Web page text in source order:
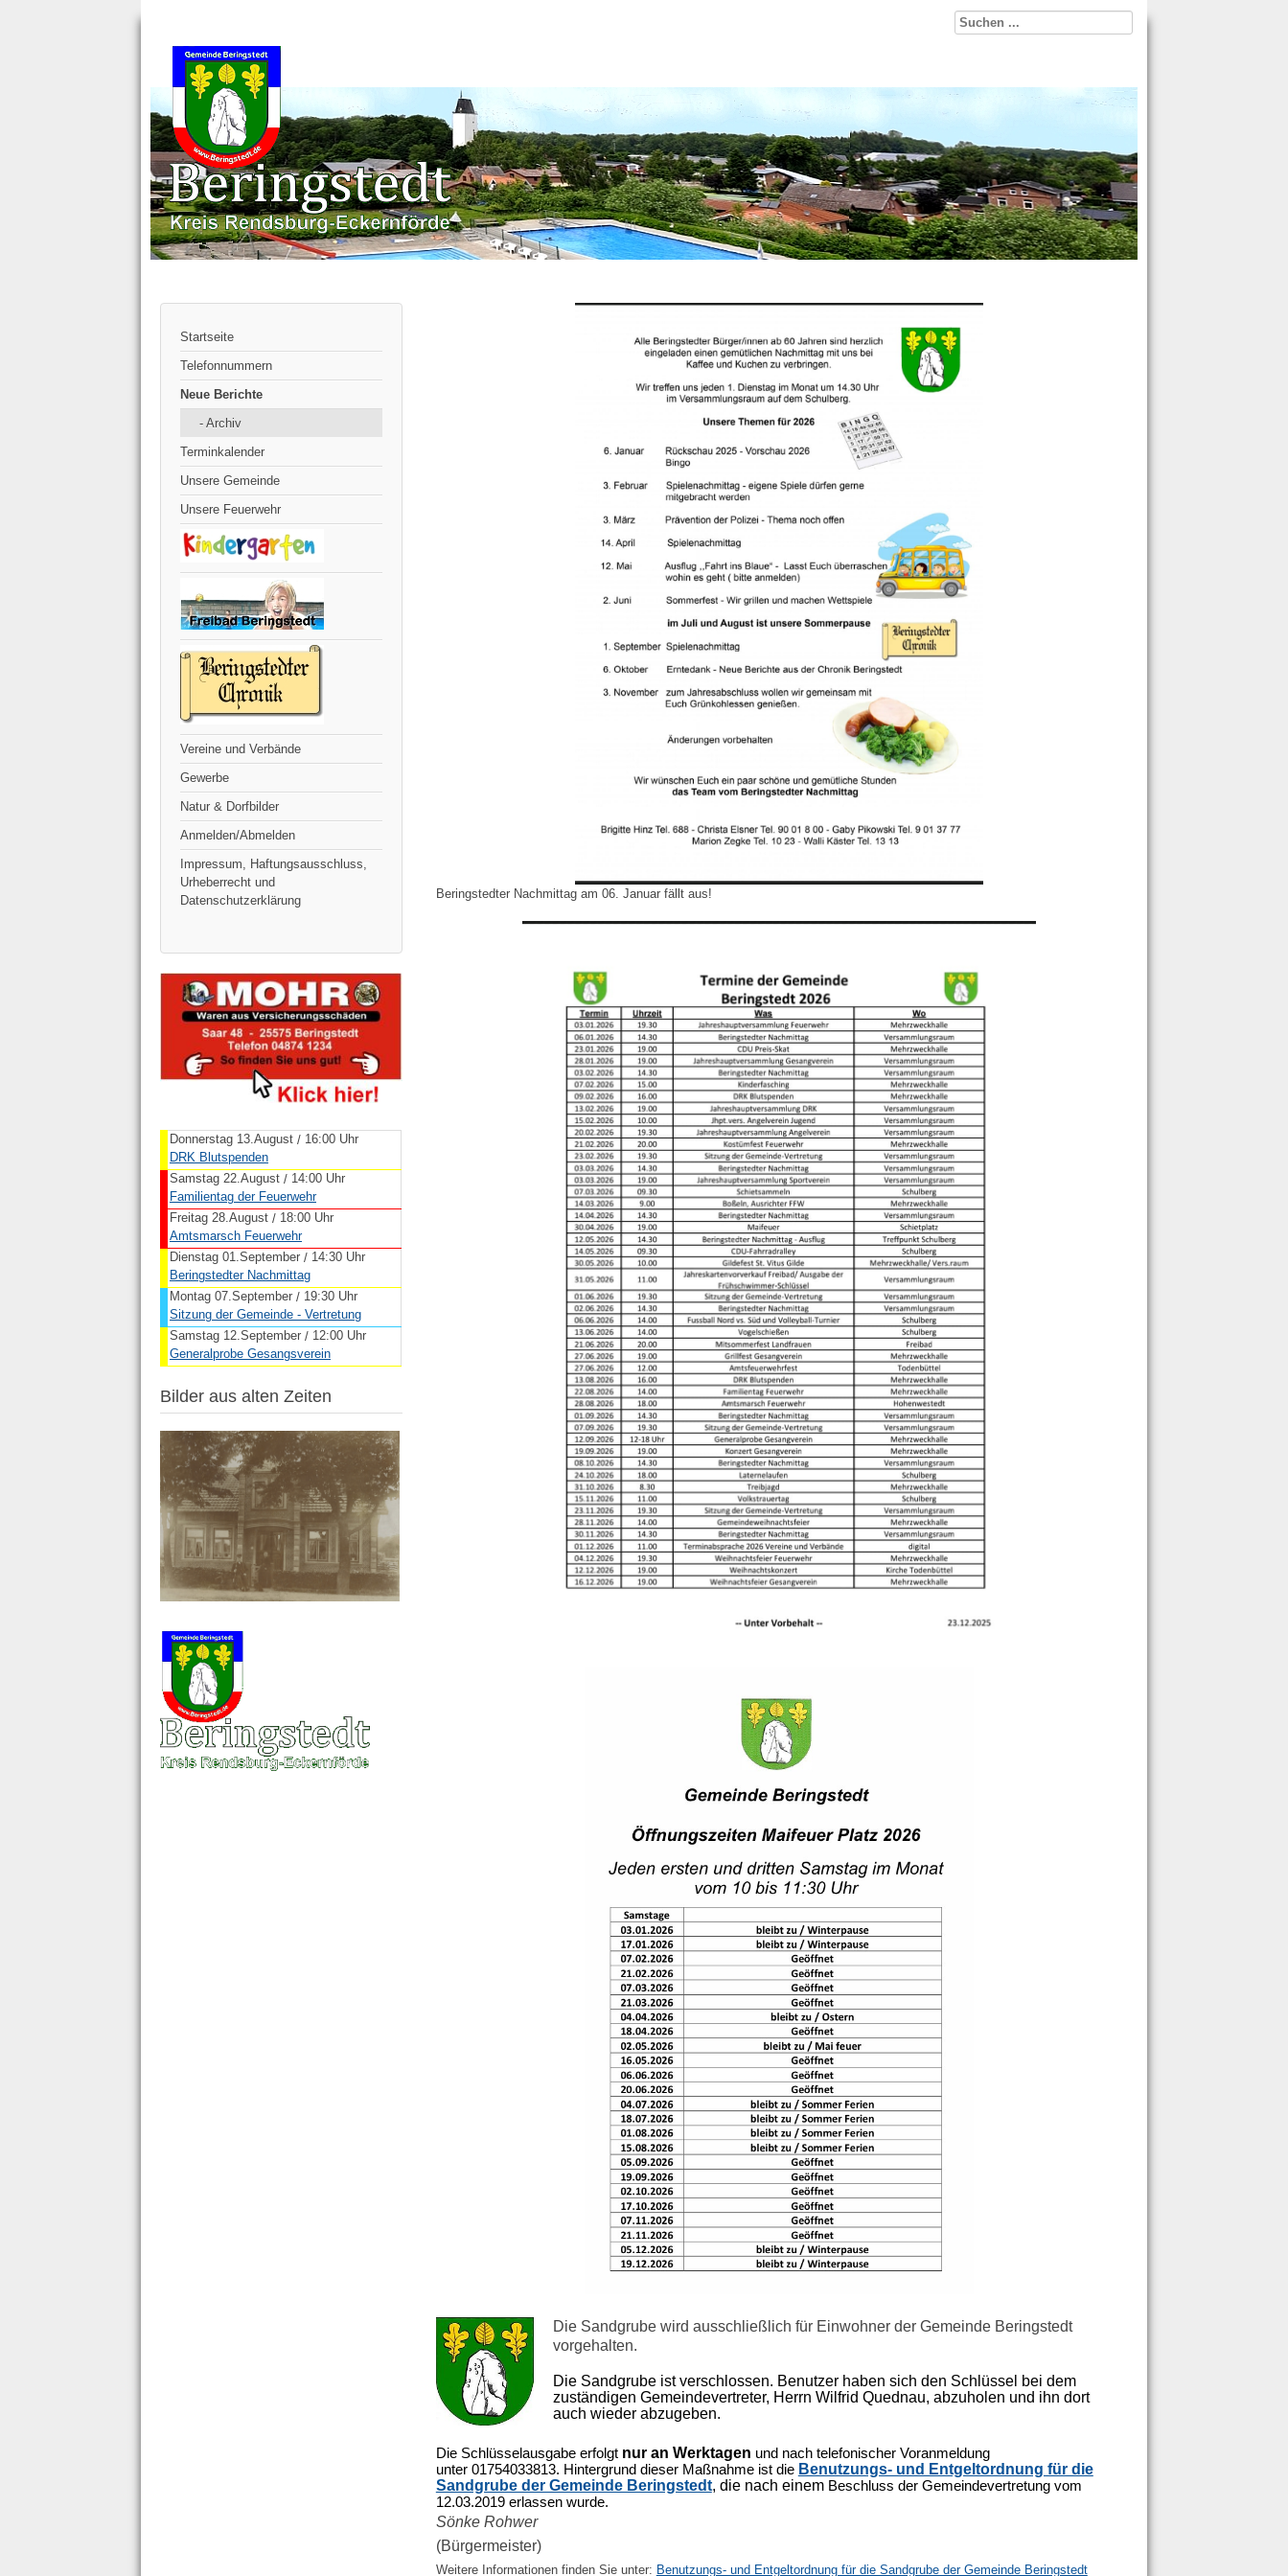
Startseite
Telefonnummern
Neue Berichte
- Archiv
Terminkalender
Unsere Gemeinde
Unsere Feuerwehr
Vereine und Verbände
Gewerbe
Natur & Dorfbilder
Anmelden/Abmelden
Impressum, Haftungsausschluss,
Urheberrecht und
Datenschutzerklärung
Donnerstag 13.August / 16:00 Uhr
DRK Blutspenden
Samstag 22.August / 14:00 Uhr
Familientag der Feuerwehr
Freitag 28.August / 18:00 Uhr
Amtsmarsch Feuerwehr
Dienstag 01.September / 14:30 Uhr
Beringstedter Nachmittag
Montag 07.September / 19:30 Uhr
Sitzung der Gemeinde - Vertretung
Samstag 12.September / 12:00 Uhr
Generalprobe Gesangsverein
Bilder aus alten Zeiten
Beringstedter Nachmittag am 06. Januar fällt aus!
Die Sandgrube wird ausschließlich für Einwohner der Gemeinde Beringstedt
vorgehalten.
Die Sandgrube ist verschlossen. Benutzer haben sich den Schlüssel bei dem
zuständigen Gemeindevertreter, Herrn Wilfrid Quednau, abzuholen und ihn dort
auch wieder abzugeben.
Die Schlüsselausgabe erfolgt nur an Werktagen und nach telefonischer Voranmeldung
unter 01754033813. Hintergrund dieser Maßnahme ist die Benutzungs- und Entgeltordnung für die
Sandgrube der Gemeinde Beringstedt, die nach einem Beschluss der Gemeindevertretung vom
12.03.2019 erlassen wurde.
Sönke Rohwer
(Bürgermeister)
Weitere Informationen finden Sie unter: Benutzungs- und Entgeltordnung für die Sandgrube der Gemeinde Beringstedt